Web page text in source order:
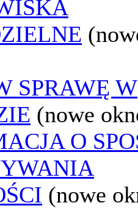
SPRAWĘ W
(nowe
O
(nowe